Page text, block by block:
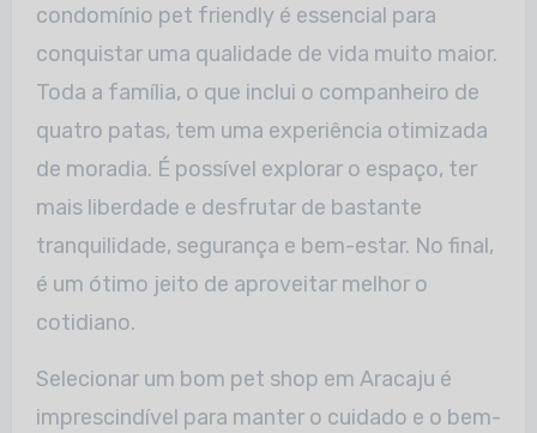
condomínio pet friendly é essencial para
conquistar uma qualidade de vida muito maior.
Toda a família, o que inclui o companheiro de
quatro patas, tem uma experiência otimizada
de moradia. É possível explorar o espaço, ter
mais liberdade e desfrutar de bastante
tranquilidade, segurança e bem-estar. No final,
é um ótimo jeito de aproveitar melhor o
cotidiano.
Selecionar um bom pet shop em Aracaju é
imprescindível para manter o cuidado e o bem-